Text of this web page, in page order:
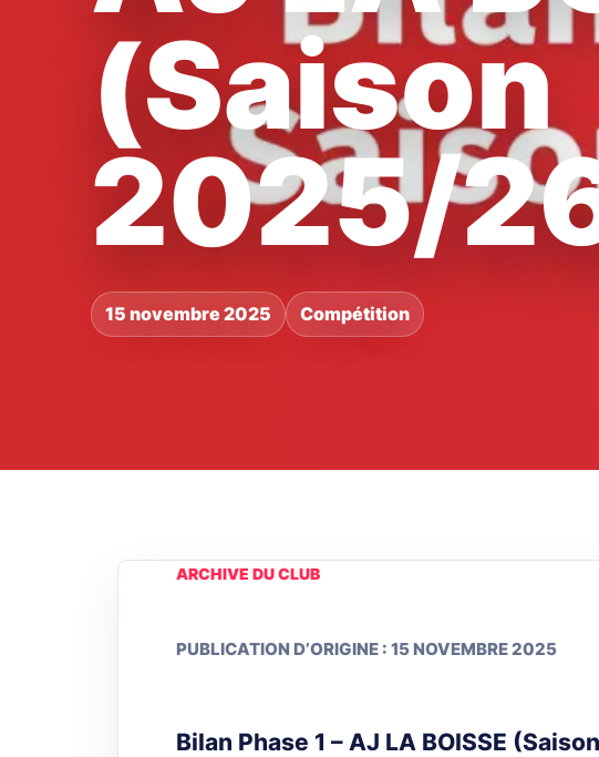
(Saison
2025/
15 novembre 2025 Compétition
ARCHIVE DU CLUB
PUBLICATION D’ORIGINE : 15 NOVEMBRE 2025
Bilan Phase 1 – AJ LA BOISSE